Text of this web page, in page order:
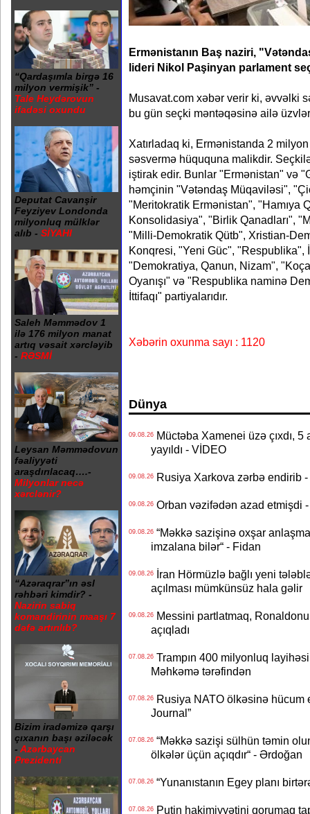
“Qardaşımla birgə 16
milyon vermişik” -
Tale Heydərovun
ifadəsi oxundu
Deputat Cavanşir
Feyziyev Londonda
milyonluq mülklər
alıb - SİYAHI
Saleh Məmmədov 1
ilə 176 milyon manat
artıq vəsait xərcləyib
- RƏSMİ
Leysan Məmmədovun
fəaliyyəti
araşdırılacaq….-
Milyonlar necə
xərclənir?
“Azəraqrar”ın əsl
rəhbəri kimdir? -
Nazirin sabiq
komandirinin maaşı 7
dəfə artırılıb?
Bizim iradəmizə qarşı
çıxanın başı əziləcək
- Azərbaycan
Prezidenti
Ermənistanın Baş naziri,
lideri Nikol Paşinyan parlament
Musavat.com xəbər verir ki, əvvəlki
bu gün seçki məntəqəsinə ailə
Xatırladaq ki, Ermənistanda 2
səsvermə hüququna malikdir.
iştirak edir. Bunlar "Ermənistan" və
həmçinin "Vətəndaş Müqaviləsi",
"Meritokratik Ermənistan", "Hamıya
Konsolidasiya", "Birlik Qanadları",
"Milli-Demokratik Qütb", Xristian-
Konqresi, "Yeni Güc", "Respublika",
"Demokratiya, Qanun, Nizam",
Oyanışı" və "Respublika naminə
İttifaqı" partiyalarıdır.
Xəbərin oxunma sayı : 1120
Dünya
09.08.26Müctəba Xamenei üzə çıxdı, 5
yayıldı - VİDEO
09.08.26Rusiya Xarkova zərbə endirib
09.08.26Orban vəzifədən azad etmişdi
09.08.26“Məkkə sazişinə oxşar
imzalana bilər“ - Fidan
09.08.26İran Hörmüzlə bağlı yeni
açılması mümkünsüz hala gəlir
09.08.26Messini partlatmaq, Ronaldonu
açıqladı
07.08.26Trampın 400 milyonluq
Məhkəmə tərəfindən
07.08.26Rusiya NATO ölkəsinə hücum
Journal”
07.08.26“Məkkə sazişi sülhün təmin
ölkələr üçün açıqdır“ - Ərdoğan
07.08.26“Yunanıstanın Egey planı
07.08.26Putin hakimiyyətini qorumaq